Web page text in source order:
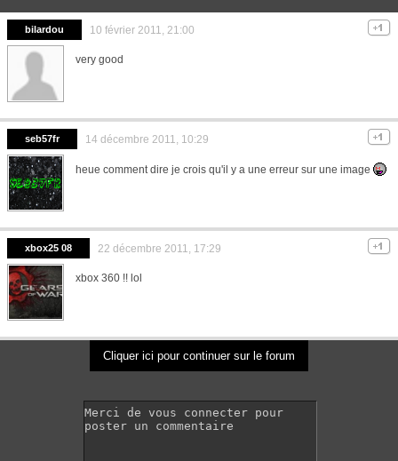
bilardou 10 février 2011, 21:00
very good
seb57fr 14 décembre 2011, 10:29
heue comment dire je crois qu'il y a une erreur sur une image
xbox25 08 22 décembre 2011, 17:29
xbox 360 !! lol
Cliquer ici pour continuer sur le forum